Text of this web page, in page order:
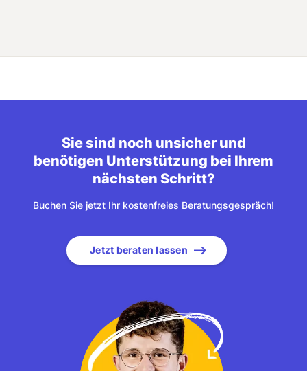
Sie sind noch unsicher und
benötigen Unterstützung bei Ihrem
nächsten Schritt?
Buchen Sie jetzt Ihr kostenfreies Beratungsgespräch!
Jetzt beraten lassen